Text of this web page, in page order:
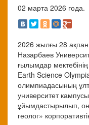
02 марта 2026 года.
2026 жылғы 28
Назарбаев
ғылымдар
Earth Science
олимпиадасының
университет
ұйымдастырылып,
геолог»